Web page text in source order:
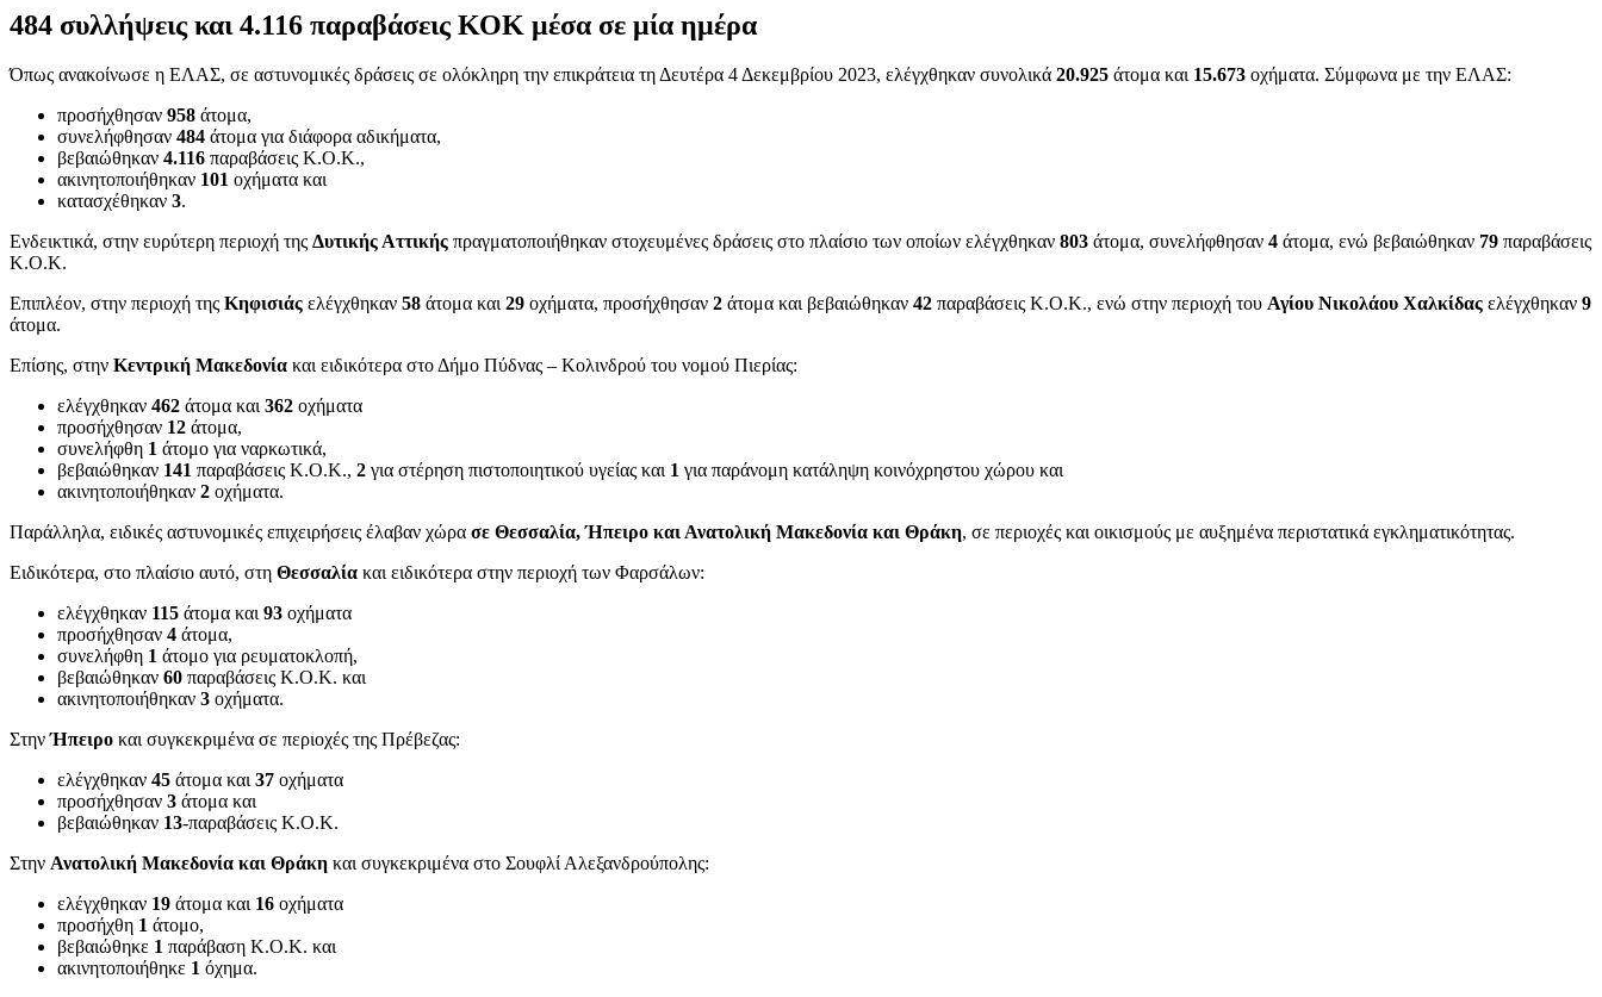
484 συλλήψεις και 4.116 παραβάσεις ΚΟΚ μέσα σε μία ημέρα
Όπως ανακοίνωσε η ΕΛΑΣ, σε αστυνομικές δράσεις σε ολόκληρη την επικράτεια τη Δευτέρα 4 Δεκεμβρίου 2023, ελέγχθηκαν συνολικά 20.925 άτομα και 15.673 οχήματα. Σύμφωνα με την ΕΛΑΣ:
προσήχθησαν 958 άτομα,
συνελήφθησαν 484 άτομα για διάφορα αδικήματα,
βεβαιώθηκαν 4.116 παραβάσεις Κ.Ο.Κ.,
ακινητοποιήθηκαν 101 οχήματα και
κατασχέθηκαν 3.
Ενδεικτικά, στην ευρύτερη περιοχή της Δυτικής Αττικής πραγματοποιήθηκαν στοχευμένες δράσεις στο πλαίσιο των οποίων ελέγχθηκαν 803 άτομα, συνελήφθησαν 4 άτομα, ενώ βεβαιώθηκαν 79 παραβάσεις
Κ.Ο.Κ.
Επιπλέον, στην περιοχή της Κηφισιάς ελέγχθηκαν 58 άτομα και29 οχήματα, προσήχθησαν 2 άτομα και βεβαιώθηκαν 42 παραβάσεις Κ.Ο.Κ., ενώ στην περιοχή του Αγίου Νικολάου Χαλκίδας ελέγχθηκαν 9
άτομα.
Επίσης, στην Κεντρική Μακεδονία και ειδικότερα στο Δήμο Πύδνας – Κολινδρού του νομού Πιερίας:
ελέγχθηκαν 462 άτομα και362 οχήματα
προσήχθησαν 12 άτομα,
συνελήφθη 1 άτομο για ναρκωτικά,
βεβαιώθηκαν 141 παραβάσεις Κ.Ο.Κ., 2 για στέρηση πιστοποιητικού υγείας και 1 για παράνομη κατάληψη κοινόχρηστου χώρου και
ακινητοποιήθηκαν 2 οχήματα.
Παράλληλα, ειδικές αστυνομικές επιχειρήσεις έλαβαν χώρα σε Θεσσαλία, Ήπειρο και Ανατολική Μακεδονία και Θράκη, σε περιοχές και οικισμούς με αυξημένα περιστατικά εγκληματικότητας.
Ειδικότερα, στο πλαίσιο αυτό, στη Θεσσαλία και ειδικότερα στην περιοχή των Φαρσάλων:
ελέγχθηκαν 115 άτομα και93 οχήματα
προσήχθησαν 4 άτομα,
συνελήφθη 1 άτομο για ρευματοκλοπή,
βεβαιώθηκαν 60 παραβάσεις Κ.Ο.Κ. και
ακινητοποιήθηκαν 3 οχήματα.
ΣτηνΉπειρο και συγκεκριμένα σε περιοχές της Πρέβεζας:
ελέγχθηκαν 45 άτομα και37 οχήματα
προσήχθησαν 3 άτομα και
βεβαιώθηκαν 13-παραβάσεις Κ.Ο.Κ.
Στην Ανατολική Μακεδονία και Θράκη και συγκεκριμένα στο Σουφλί Αλεξανδρούπολης:
ελέγχθηκαν 19 άτομα και 16 οχήματα
προσήχθη 1 άτομο,
βεβαιώθηκε 1 παράβαση Κ.Ο.Κ. και
ακινητοποιήθηκε 1 όχημα.